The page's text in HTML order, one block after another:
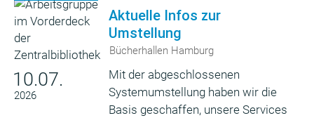
10.07.
2026
Aktuelle Infos zur
Umstellung
Bücherhallen Hamburg
Mit der abgeschlossenen
Systemumstellung haben wir die
Basis geschaffen, unsere Services